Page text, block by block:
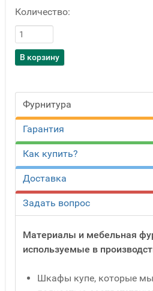
Количество:
Фурнитура
Гарантия
Как купить?
Доставка
Задать вопрос
Материалы и мебельная
используемые в
Шкафы купе, которые мы